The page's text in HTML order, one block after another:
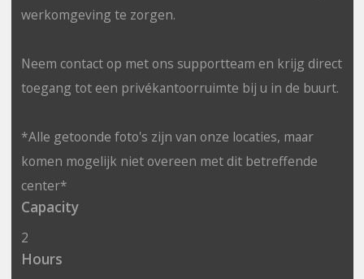
werkomgeving te zorgen.
Neem contact op met ons supportteam en krijg direct
toegang tot een privékantoorruimte bij u in de buurt.
*Alle getoonde foto's zijn van onze locaties, maar
komen mogelijk niet overeen met dit betreffende
center*
Capacity
2
Hours